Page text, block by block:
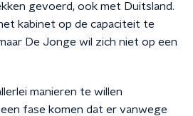
gevoerd, ook met Duitsland.
kabinet op de capaciteit te
De Jonge wil zich niet op een
manieren te willen
fase komen dat er vanwege